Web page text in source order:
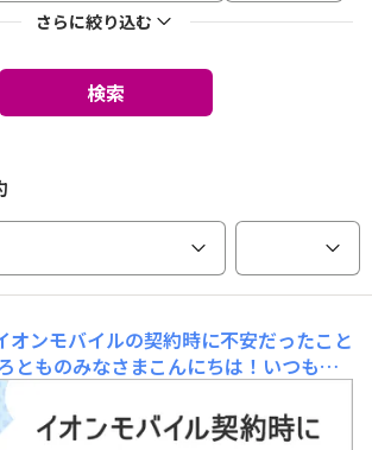
さらに絞り込む
検索
オンモバイルの契約時に不安だったこと
とものみなさまこんにちは！いつもイ
利用いただき、ありがとうございます！
ンモバイルの契約時に何か不安な点はあ
キャリアの契約時には、「データ通信量